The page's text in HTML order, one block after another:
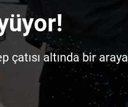
altında bir araya